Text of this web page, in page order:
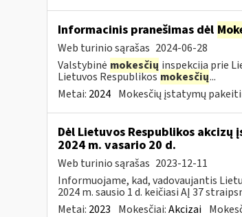
Informacinis pranešimas dėl
Web turinio sąrašas 2024-06-28
Valstybinė mokesčių inspekcija prie
Lietuvos Respublikosmokesčių...
Metai: 2024 Mokesčių įstatymų
Dėl Lietuvos Respublikos
2024 m. vasario 20 d.
Web turinio sąrašas 2023-12-11
Informuojame, kad, vadovaujantis
2024 m. sausio 1 d. keičiasi AĮ 37
Metai: 2023 Mokesčiai:Akcizai